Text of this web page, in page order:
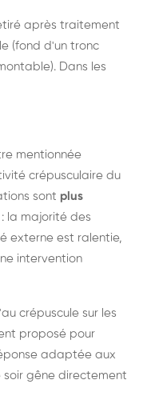
après traitement
(fond d'un tronc
Dans les
mentionnée
crépusculaire du
sont plus
: la majorité des
externe est ralentie,
intervention
crépuscule sur les
proposé pour
adaptée aux
gêne directement